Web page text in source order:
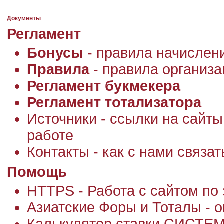
Документы
Регламент
Бонусы - правила
Правила- правила
Регламент букмекера
Регламент тотализатора
Источники - ссылки на
работе
Контакты - как с нами
Помощь
HTTPS - Работа с сайтом
Азиатские Форы и Тоталы -